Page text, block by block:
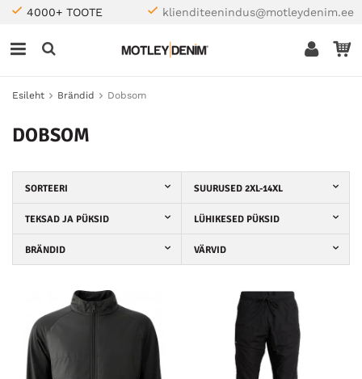
4000+ TOOTE klienditeenindus@motleydenim.ee
Esileht Brändid Dobsom
DOBSOM
SORTEERI SUURUSED 2XL-14XL
TEKSAD JA PÜKSID LÜHIKESED PÜKSID
BRÄNDID VÄRVID